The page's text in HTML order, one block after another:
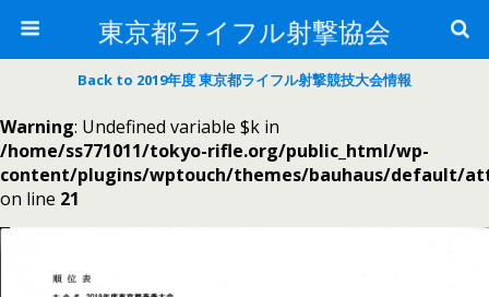
東京都ライフル射撃協会
Back to 2019年度 東京都ライフル射撃競技大会情報
Warning: Undefined variable $k in
/home/ss771011/tokyo-rifle.org/public_html/wp-
content/plugins/wptouch/themes/bauhaus/default/
on line 21